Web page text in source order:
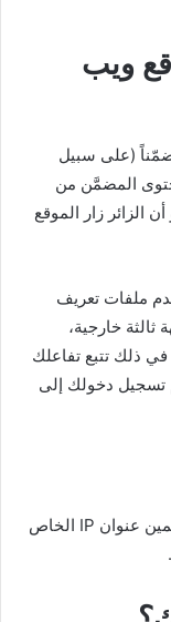
ويب
(على سبيل
المضمَّن من
الزائر زار الموقع
ملفات تعريف
ثالثة خارجية،
ذلك تتبع تفاعلك
تسجيل دخولك إلى
إذا طلبت إعادة تعيين كلمة المرور، فسيتم تضمين عنوان IP الخاص